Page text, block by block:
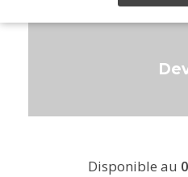
Disponible au